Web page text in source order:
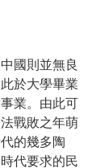
國則並無良
於大學畢業
業。由此可
戰敗之年萌
的幾多陶
代要求的民